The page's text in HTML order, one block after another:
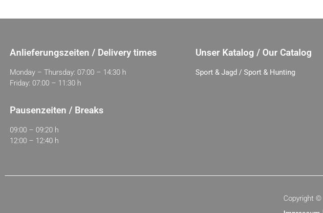
Anlieferungszeiten / Delivery times
Monday – Thursday: 07:00 – 14:30 h
Friday: 07:00 – 11:30 h
Pausenzeiten / Breaks
09:00 – 09:20 h
12:00 – 12:40 h
Unser Katalog / Our Catalog
Sport & Jagd / Sport & Hunting
Copyright ©